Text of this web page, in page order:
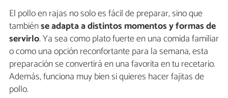
El pollo en rajas no solo es fácil de preparar, sino que
tambiénse adapta a distintos momentos y formas de
servirlo. Ya sea como plato fuerte en una comida familiar
o como una opción reconfortante para la semana, esta
preparación se convertirá en una favorita en tu recetario.
Además, funciona muy bien si quieres hacer fajitas de
pollo.